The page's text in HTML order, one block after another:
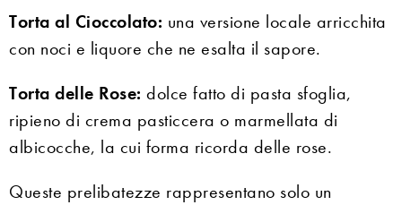
Torta al Cioccolato: una versione locale arricchita
con noci e liquore che ne esalta il sapore.
Torta delle Rose: dolce fatto di pasta sfoglia,
ripieno di crema pasticcera o marmellata di
albicocche, la cui forma ricorda delle rose.
Queste prelibatezze rappresentano solo un